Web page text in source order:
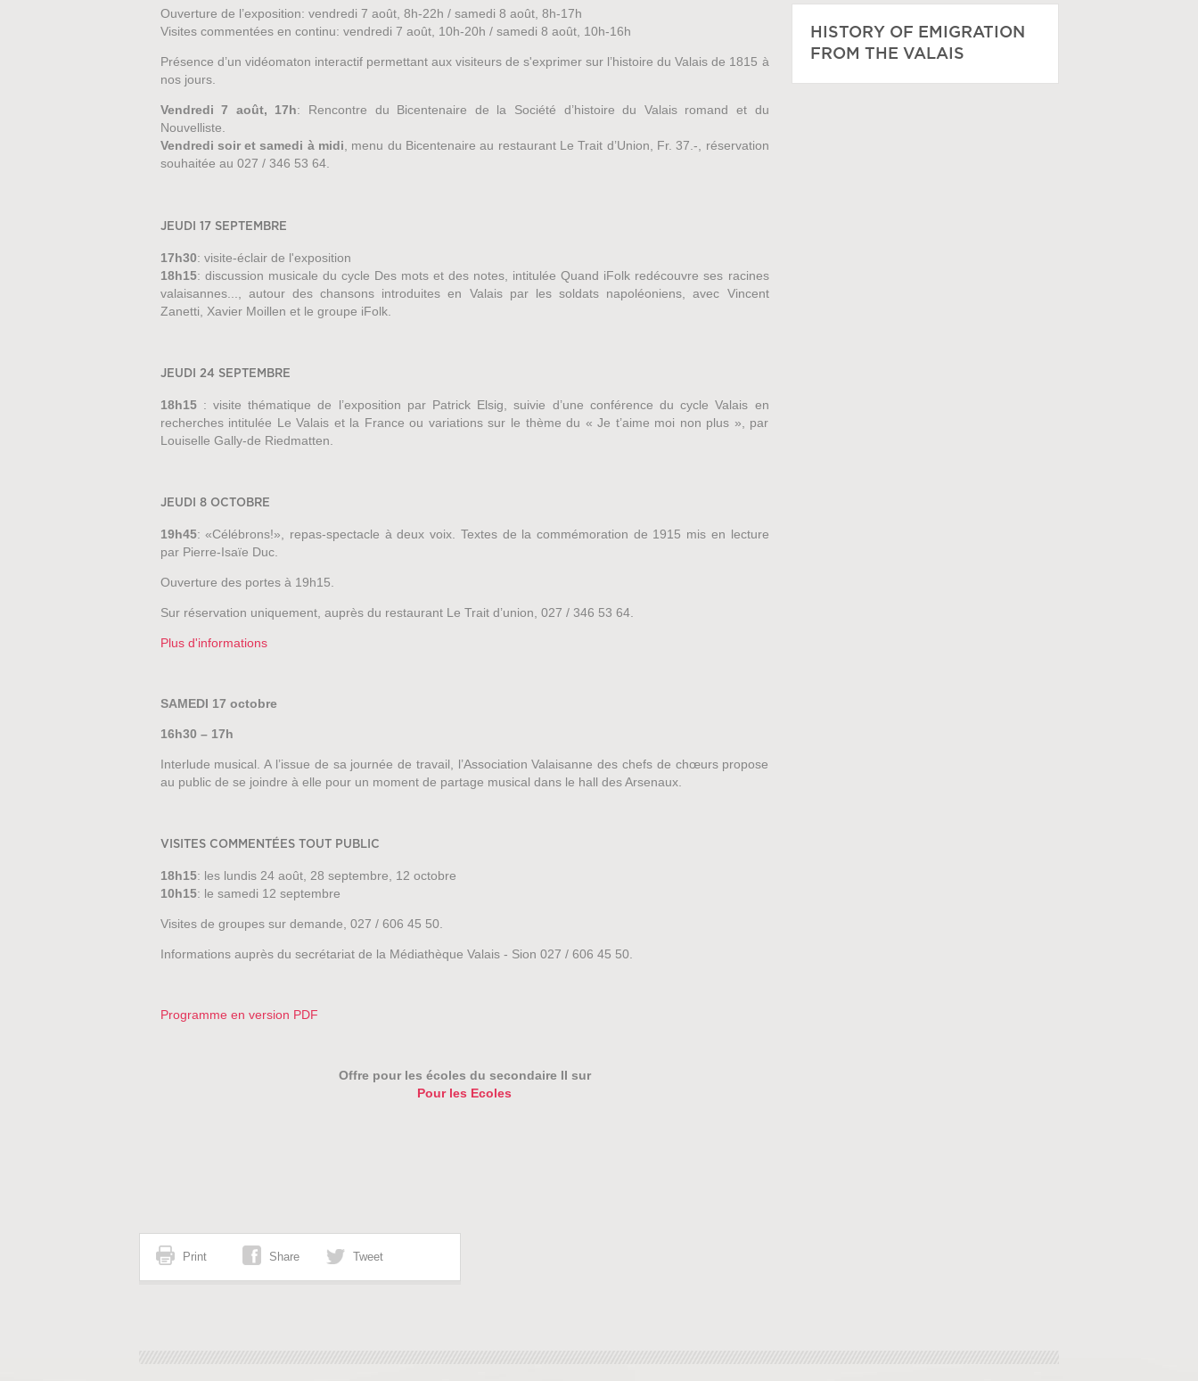
Ouverture de l’exposition: vendredi 7 août, 8h-22h / samedi 8 août, 8h-17h
Visites commentées en continu: vendredi 7 août, 10h-20h / samedi 8 août, 10h-16h
Présence d’un vidéomaton interactif permettant aux visiteurs de s'exprimer sur l’histoire du Valais de 1815 à
nos jours.
Vendredi 7 août, 17h: Rencontre du Bicentenaire de la Société d’histoire du Valais romand et du
Nouvelliste.
Vendredi soir et samedi à midi, menu du Bicentenaire au restaurant Le Trait d’Union, Fr. 37.-, réservation
souhaitée au 027 / 346 53 64.
JEUDI 17 SEPTEMBRE
17h30: visite-éclair de l'exposition
18h15: discussion musicale du cycle Des mots et des notes, intitulée Quand iFolk redécouvre ses racines
valaisannes..., autour des chansons introduites en Valais par les soldats napoléoniens, avec Vincent
Zanetti, Xavier Moillen et le groupe iFolk.
JEUDI 24 SEPTEMBRE
18h15: visite thématique de l’exposition par Patrick Elsig, suivie d’une conférence du cycle Valais en
recherches intitulée Le Valais et la France ou variations sur le thème du « Je t’aime moi non plus », par
Louiselle Gally-de Riedmatten.
JEUDI 8 OCTOBRE
19h45:«Célébrons!» , repas-spectacle à deux voix. Textes de la commémoration de 1915 mis en lecture
par Pierre-Isaïe Duc.
Ouverture des portes à 19h15.
Sur réservation uniquement, auprès du restaurant Le Trait d’union, 027 / 346 53 64.
Plus d'informations
SAMEDI 17 octobre
16h30 – 17h
Interlude musical. A l’issue de sa journée de travail, l’Association Valaisanne des chefs de chœurs propose
au public de se joindre à elle pour un moment de partage musical dans le hall des Arsenaux.
VISITES COMMENTÉES TOUT PUBLIC
18h15: les lundis 24 août, 28 septembre, 12 octobre
10h15: le samedi 12 septembre
Visites de groupes sur demande, 027 / 606 45 50.
Informations auprès du secrétariat de la Médiathèque Valais - Sion 027 / 606 45 50.
Programme en version PDF
Offre pour les écoles du secondaire II sur
Pour les Ecoles
HISTORY OF EMIGRATION
FROM THE VALAIS
Print Share Tweet